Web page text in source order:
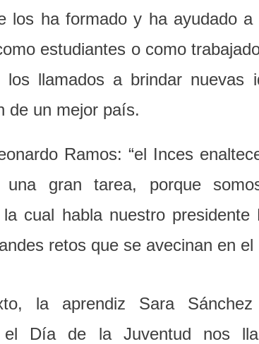
los ha formado y ha ayudado a
estudiantes o como
los llamados a brindar nuevas
de un mejor país.
Ramos: “el Inces
gran tarea, porque
cual habla nuestro presidente
retos que se avecinan en el
la aprendiz Sara Sánchez
el Día de la Juventud nos